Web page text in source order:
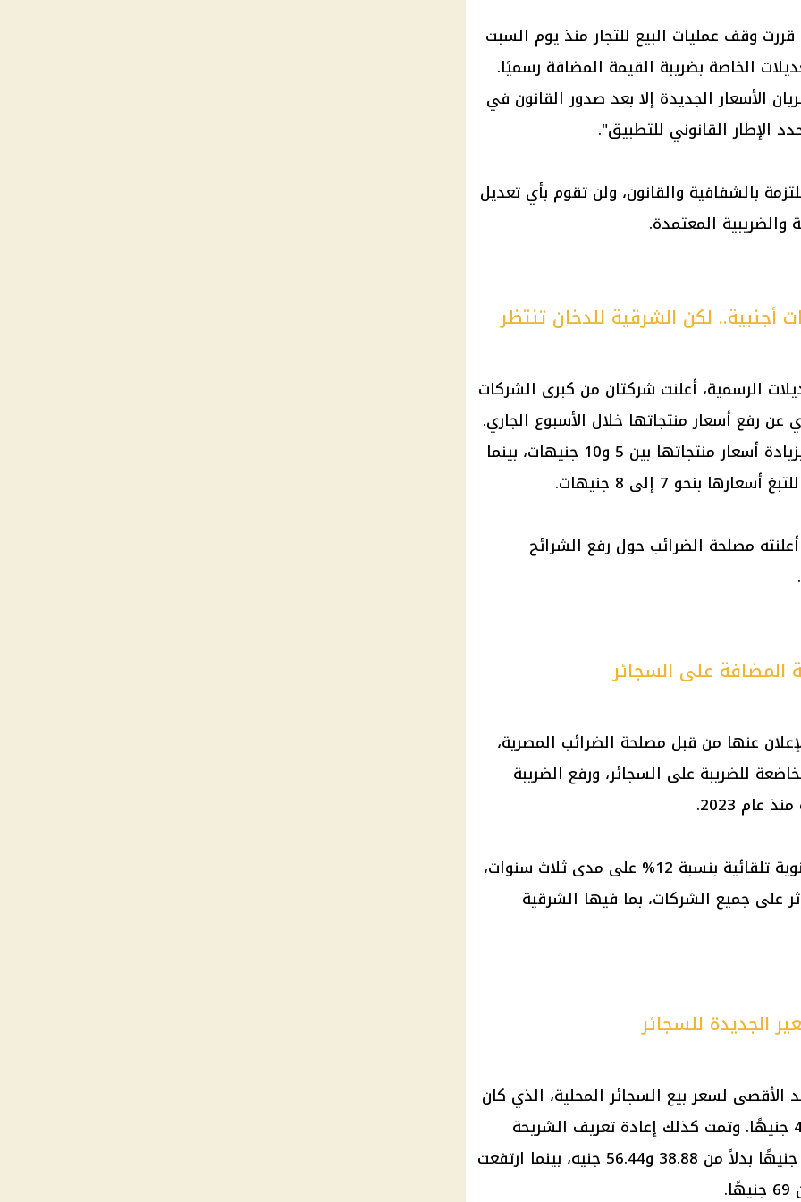
وقف عمليات البيع للتجار منذ يوم السبت
الخاصة بضريبة القيمة المضافة رسميًا.
الأسعار الجديدة إلا بعد صدور القانون في
الإطار القانوني للتطبيق".
بالشفافية والقانون، ولن تقوم بأي تعديل
والضريبية المعتمدة.
أجنبية.. لكن الشرقية للدخان تنتظر
الرسمية، أعلنت شركتان من كبرى الشركات
رفع أسعار منتجاتها خلال الأسبوع الجاري.
فقد قامت شركة "فيليب موريس" بزيادة أسعار منتجاتها بين 5 و10 جنيهات، بينما
مصلحة الضرائب حول رفع الشرائح
المضافة على السجائر
عنها من قبل مصلحة الضرائب المصرية،
للضريبة على السجائر، ورفع الضريبة
كما أدخلت التعديلات آلية زيادة سنوية تلقائية بنسبة 12% على مدى ثلاث سنوات،
وهو ما سيؤثر على جميع الشركات، بما فيها الشرقية
الجديدة للسجائر
الأقصى لسعر بيع السجائر المحلية، الذي كان
لا يتجاوز 38.88 جنيه، ليرتفع إلى 48 جنيهًا. وتمت كذلك إعادة تعريف الشريحة
السعرية التالية لتصبح بين 48 و69 جنيهًا بدلاً من 38.88 و56.44 جنيه، بينما ارتفعت